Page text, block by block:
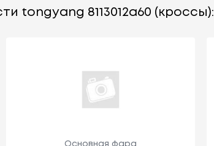
tongyang 8113012a60 (кроссы):
Основная фара